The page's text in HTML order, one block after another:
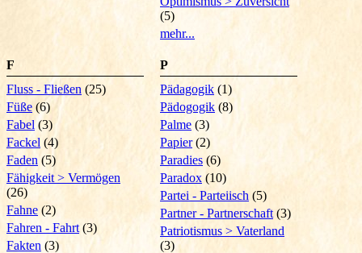
F
Fluss - Fließen (25)
Füße (6)
Fabel (3)
Fackel (4)
Faden (5)
Fähigkeit > Vermögen
(26)
Fahne (2)
Fahren - Fahrt (3)
Fakten (3)
(5)
mehr...
P
Pädagogik (1)
Pädogogik (8)
Palme (3)
Papier (2)
Paradies (6)
Paradox (10)
Partei - Parteiisch (5)
Partner - Partnerschaft (3)
Patriotismus > Vaterland
(3)